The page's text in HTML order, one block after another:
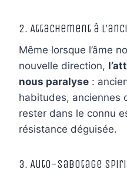
2. Attachement à
Même lorsque l’âme
nouvelle direction,
nous paralyse :
habitudes, anciennes
rester dans le connu
résistance déguisée.
3. Auto-sabotage